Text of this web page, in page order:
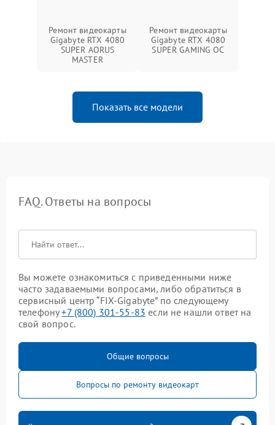
Ремонт видеокарты
Gigabyte RTX 4080
SUPER AORUS
MASTER
Ремонт видеокарты
Gigabyte RTX 4080
SUPER GAMING OC
Показать все модели
FAQ. Ответы на вопросы
Вы можете ознакомиться с приведенными ниже
часто задаваемыми вопросами, либо обратиться в
сервисный центр “FIX-Gigabyte” по следующему
телефону+7 (800) 301-55-83 если не нашли ответ на
свой вопрос.
Общие вопросы
Вопросы по ремонту видеокарт